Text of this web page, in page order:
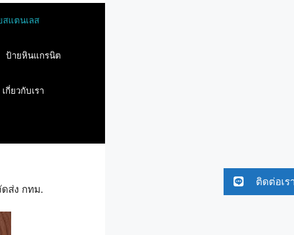
สแตนเลส
ป้ายหินแกรนิต
เกี่ยวกับเรา
ส่ง กทม.
ติดต่อเร